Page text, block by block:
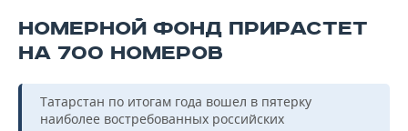
НОМЕРНОЙ ФОНД ПРИРАСТЕТ
НА 700 НОМЕРОВ
Татарстан по итогам года вошел в пятерку
наиболее востребованных российских